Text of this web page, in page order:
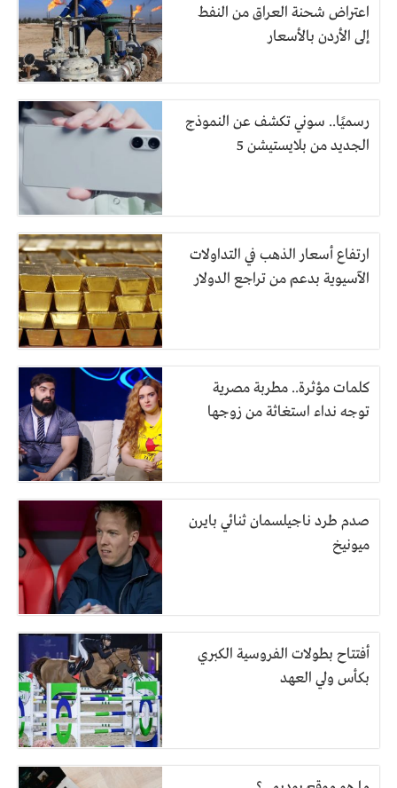
اعتراض شحنة العراق من النفط
إلى الأردن بالأسعار
رسميًا.. سوني تكشف عن النموذج
الجديد من بلايستيشن 5
ارتفاع أسعار الذهب في التداولات
الآسيوية بدعم من تراجع الدولار
كلمات مؤثرة.. مطربة مصرية
توجه نداء استغاثة من زوجها
صدم طرد ناجيلسمان ثنائي بايرن
ميونيخ
أفتتاح بطولات الفروسية الكبري
بكأس ولي العهد